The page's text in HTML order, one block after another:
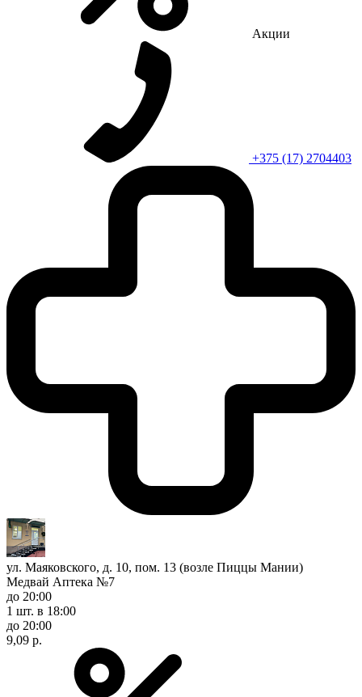
Акции
+375 (17) 2704403
ул. Маяковского, д. 10, пом. 13 (возле Пиццы Мании)
Медвай Аптека №7
до 20:00
1 шт. в 18:00
до 20:00
9,09 р.